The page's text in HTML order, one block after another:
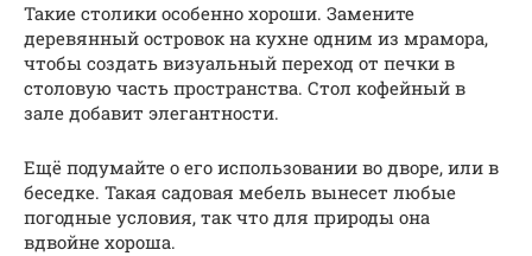
Такие столики особенно хороши. Замените
деревянный островок на кухне одним из мрамора,
чтобы создать визуальный переход от печки в
столовую часть пространства. Стол кофейный в
зале добавит элегантности.
Ещё подумайте о его использовании во дворе, или в
беседке. Такая садовая мебель вынесет любые
погодные условия, так что для природы она
вдвойне хороша.